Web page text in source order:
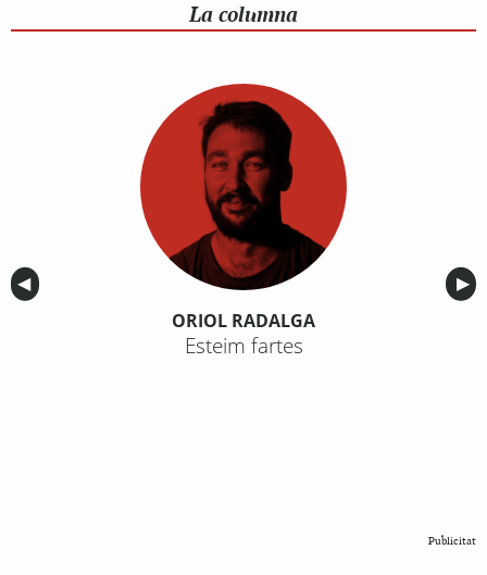
La columna
Anterior
◀︎ ▶︎
ORIOL RADALGA
Esteim fartes
Publicitat